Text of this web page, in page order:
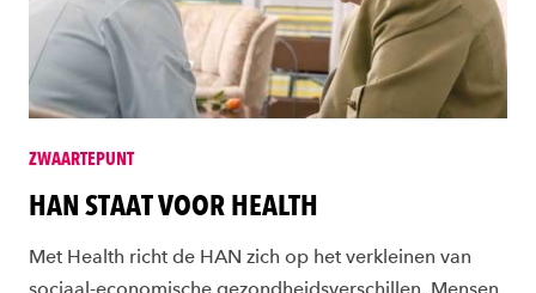
ZWAARTEPUNT
HAN STAAT VOOR HEALTH
Met Health richt de HAN zich op het verkleinen van